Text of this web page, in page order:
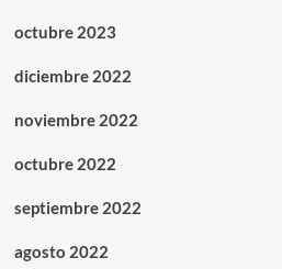
octubre 2023
diciembre 2022
noviembre 2022
octubre 2022
septiembre 2022
agosto 2022